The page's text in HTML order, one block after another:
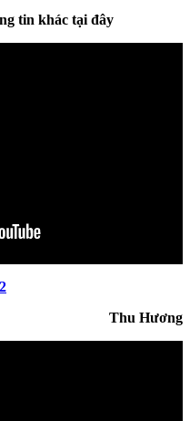
tin khác tại đây
Thu Hương